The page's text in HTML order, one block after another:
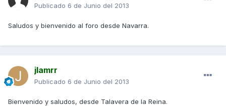
Publicado 6 de Junio del 2013
Saludos y bienvenido al foro desde Navarra.
jlamrr
Publicado 6 de Junio del 2013
Bienvenido y saludos, desde Talavera de la Reina.